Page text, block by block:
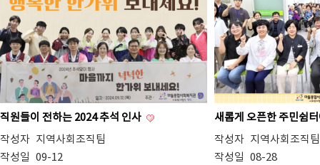
직원들이 전하는 2024 추석 인사
작성자 지역사회조직팀
작성일 09-12
새롭게 오픈한 주민쉼
작성자 지역사회조직팀
작성일 08-28